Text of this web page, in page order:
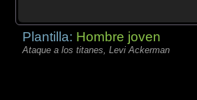
Plantilla: Hombre joven
Ataque a los titanes, Levi Ackerman